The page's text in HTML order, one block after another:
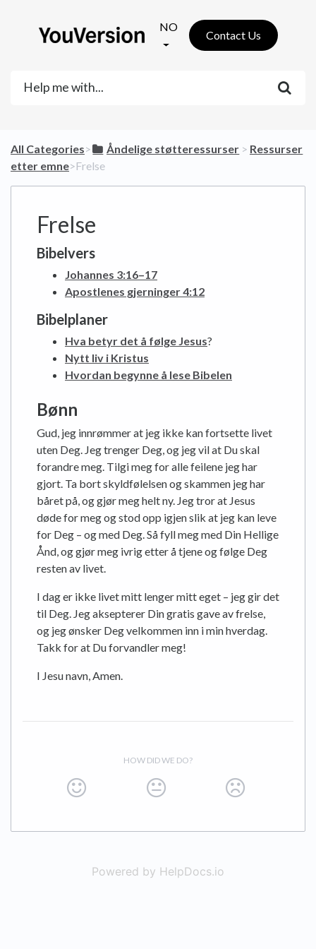
NO
Contact Us
All Categories​>​ ​Åndelige støtteressurser ​ > ​ ​Ressurser
etter emne​>​ Frelse
Frelse
Bibelvers
Johannes 3:16–17
Apostlenes gjerninger 4:12
Bibelplaner
Hva betyr det å følge Jesus?
Nytt liv i Kristus
Hvordan begynne å lese Bibelen
Bønn
Gud, jeg innrømmer at jeg ikke kan fortsette livet
uten Deg. Jeg trenger Deg, og jeg vil at Du skal
forandre meg. Tilgi meg for alle feilene jeg har
gjort. Ta bort skyldfølelsen og skammen jeg har
båret på, og gjør meg helt ny. Jeg tror at Jesus
døde for meg og stod opp igjen slik at jeg kan leve
for Deg – og med Deg. Så fyll meg med Din Hellige
Ånd, og gjør meg ivrig etter å tjene og følge Deg
resten av livet.
I dag er ikke livet mitt lenger mitt eget – jeg gir det
til Deg. Jeg aksepterer Din gratis gave av frelse,
og jeg ønsker Deg velkommen inn i min hverdag.
Takk for at Du forvandler meg!
I Jesu navn, Amen.
HOW DID WE DO?
Powered by HelpDocs.io